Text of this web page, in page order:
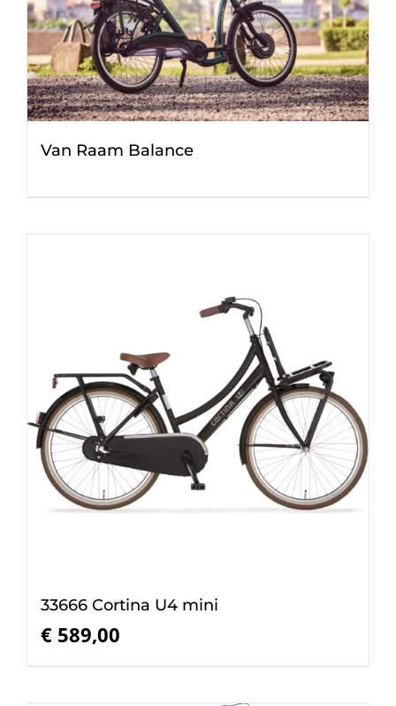
Van Raam Balance
33666 Cortina U4 mini
€ 589,00